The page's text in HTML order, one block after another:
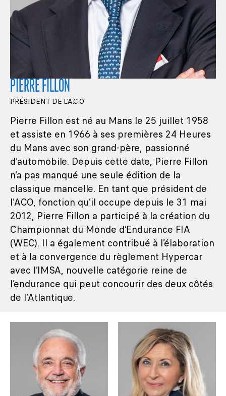
PIERRE FILLON
PRÉSIDENT DE L'A.C.O
Pierre Fillon est né au Mans le 25 juillet 1958
et assiste en 1966 à ses premières 24 Heures
du Mans avec son grand-père, passionné
d’automobile. Depuis cette date, Pierre Fillon
n’a pas manqué une seule édition de la
classique mancelle. En tant que président de
l’ACO, fonction qu’il occupe depuis le 31 mai
2012, Pierre Fillon a participé à la création du
Championnat du Monde d’Endurance FIA
(WEC). Il a également contribué à l’élaboration
et à la convergence du règlement Hypercar
avec l’IMSA, nouvelle catégorie reine de
l’endurance qui peut concourir des deux côtés
de l’Atlantique.